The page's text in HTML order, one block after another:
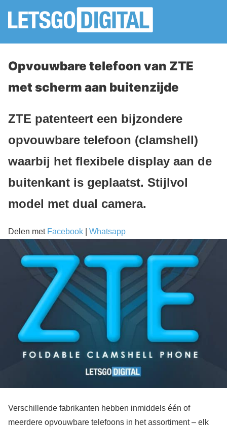
Opvouwbare telefoon van ZTE
met scherm aan buitenzijde
ZTE patenteert een bijzondere
opvouwbare telefoon (clamshell)
waarbij het flexibele display aan de
buitenkant is geplaatst. Stijlvol
model met dual camera.
Delen met Facebook Whatsapp
Verschillende fabrikanten hebben inmiddels één of
meerdere opvouwbare telefoons in het assortiment – elk